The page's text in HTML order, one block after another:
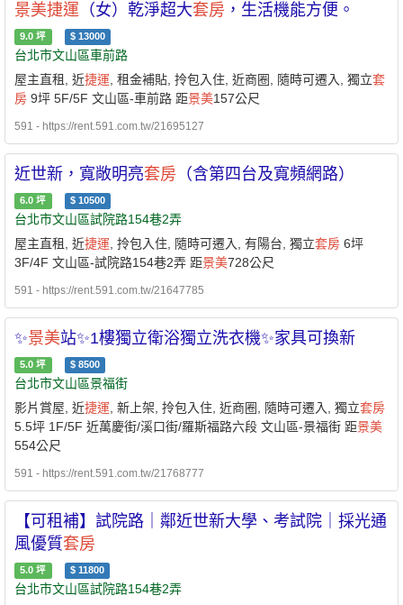
景美捷運 （女）乾淨超大套房 ，生活機能方便。
9.0 坪 $ 13000
台北市文山區車前路
屋主直租, 近捷運, 租金補貼, 拎包入住, 近商圈, 隨時可遷入, 獨立套
房 9坪 5F/5F 文山區-車前路 距景美157公尺
591 - https://rent.591.com.tw/21695127
近世新，寬敞明亮套房 （含第四台及寬頻網路）
6.0 坪 $ 10500
台北市文山區試院路154巷2弄
屋主直租, 近捷運, 拎包入住, 隨時可遷入, 有陽台, 獨立套房 6坪
3F/4F 文山區-試院路154巷2弄 距景美728公尺
591 - https://rent.591.com.tw/21647785
✨景美站✨1樓獨立衛浴獨立洗衣機✨家具可換新
5.0 坪 $ 8500
台北市文山區景福街
影片賞屋, 近捷運, 新上架, 拎包入住, 近商圈, 隨時可遷入, 獨立套房
5.5坪 1F/5F 近萬慶街/溪口街/羅斯福路六段 文山區-景福街 距景美
554公尺
591 - https://rent.591.com.tw/21768777
【可租補】試院路｜鄰近世新大學、考試院｜採光通
風優質套房
5.0 坪 $ 11800
台北市文山區試院路154巷2弄